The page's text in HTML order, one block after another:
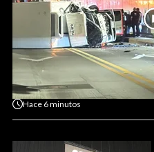
Hace 6 minutos